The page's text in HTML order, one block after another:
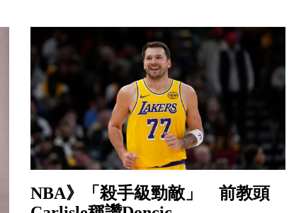
NBA》「殺手級勁敵」 前教頭